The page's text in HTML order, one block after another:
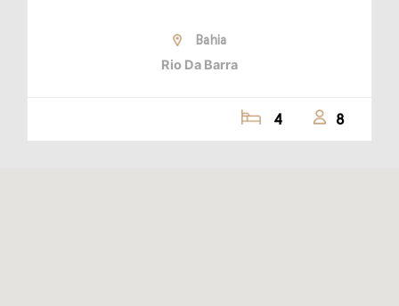
Bahia
Rio Da Barra
4 8